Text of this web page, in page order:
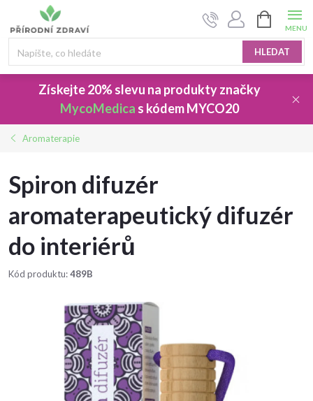
obsah
HLEDAT
KOŠÍK
Získejte 20% slevu na produkty značky
MycoMedica s kódemMYCO20
Aromaterapie
Spiron difuzér
aromaterapeutický difuzér
do interiérů
Kód produktu:489B